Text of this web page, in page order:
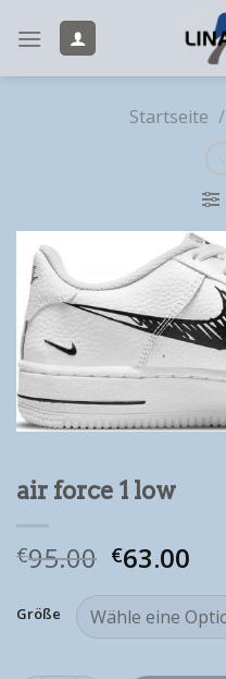
Startseite /
air force 1 low
€95.00 €63.00
Größe